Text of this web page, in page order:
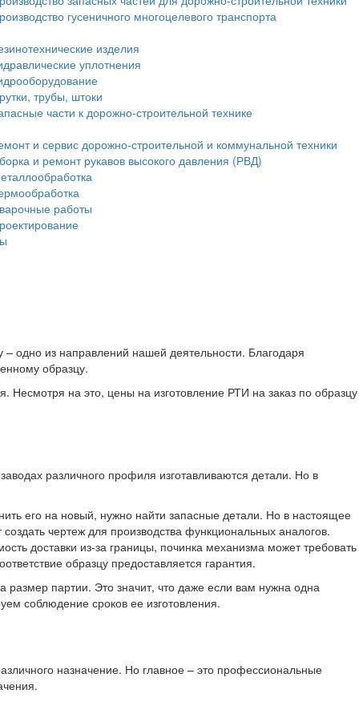
гусеничного многоцелевого транспорта
изделия
уплотнения
трубы, штоки
части к дорожно-строительной технике
и сервис дорожно-строительной и коммунальной техники
и ремонт рукавов высокого давления (РВД)
работы
одно из направлений нашей деятельности. Благодаря
образцу.
Несмотря на это, цены на изготовление РТИ на заказ по образцу
различного профиля изготавливаются детали. Но в
его на новый, нужно найти запасные детали. Но в настоящее
чертеж для производства функциональных аналогов.
доставки из-за границы, починка механизма может требовать
образцу предоставляется гарантия.
партии. Это значит, что даже если вам нужна одна
соблюдение сроков ее изготовления.
назначение. Но главное – это профессиональные